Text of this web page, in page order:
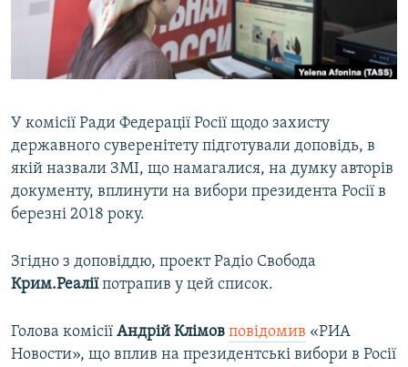
СВІДЧЕННЯ ОКУПАЦІЇ
УКРАЇНСЬКА ПРОБЛЕМА КРИМУ
ІНФОГРАФІКА
Qırımtatar
ДОЛУЧАЙСЯ!
Усі сайти RFE/RL
У комісії Ради Федерації Росії щодо захисту
державного суверенітету підготували доповідь, в
якій назвали ЗМІ, що намагалися, на думку авторів
документу, вплинути на вибори президента Росії в
березні 2018 року.
Згідно з доповіддю, проект Радiо Свобода
Крим.Реаліїпотрапив у цей список.
Голова комісії Андрій Клімов повідомив «РИА
Новости», що вплив на президентські вибори в Росії